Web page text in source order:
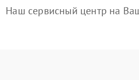
Наш сервисный центр на